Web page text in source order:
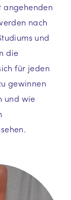
angehenden
nach
und
die
für jeden
gewinnen
und wie